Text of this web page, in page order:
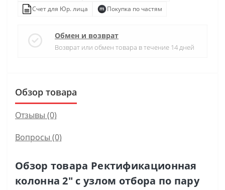
Счет для Юр. лица
Покупка по частям
Обмен и возврат
Возврат или обмен товара в течение 14 дней
Обзор товара
Отзывы (0)
Вопросы (0)
Обзор товара Ректификационная
колонна 2" с узлом отбора по пару